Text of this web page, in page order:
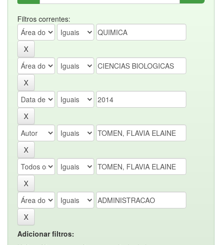
Filtros correntes:
Adicionar filtros: